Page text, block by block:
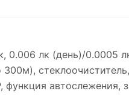
0.006 лк (день)/0.0005
функция автослежения,